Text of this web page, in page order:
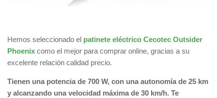
Hemos seleccionado el patinete eléctrico Cecotec Outsider
Phoenix como el mejor para comprar online, gracias a su
excelente relación calidad precio.
Tienen una potencia de 700 W, con una autonomía de 25 km
y alcanzando una velocidad máxima de 30 km/h. Te